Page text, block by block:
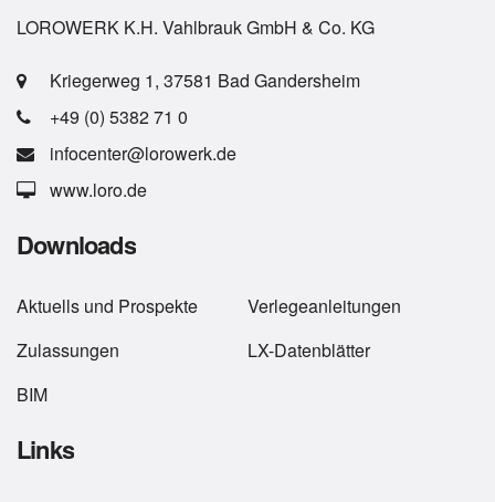
LOROWERK K.H. Vahlbrauk GmbH & Co. KG
Kriegerweg 1, 37581 Bad Gandersheim
+49 (0) 5382 71 0
infocenter@lorowerk.de
www.loro.de
Downloads
Aktuells und Prospekte
Verlegeanleitungen
Zulassungen
LX-Datenblätter
BIM
Links